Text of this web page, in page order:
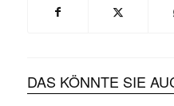
DAS KÖNNTE SIE